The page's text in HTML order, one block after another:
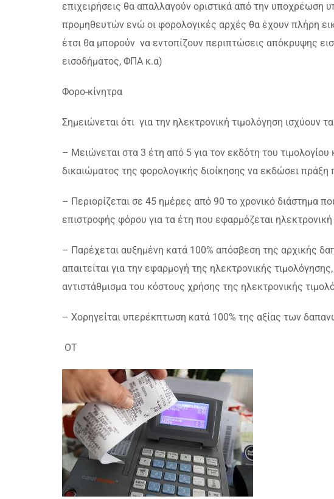
επιχειρήσεις θα απαλλαγούν οριστικά από την
προμηθευτών ενώ οι φορολογικές αρχές θα έχουν πλήρη
έτσι θα μπορούν να εντοπίζουν περιπτώσεις απόκρυψης
εισοδήματος, ΦΠΑ κ.α)
Φορο-κίνητρα
Σημειώνεται ότι για την ηλεκτρονική τιμολόγηση ισχύουν
– Μειώνεται στα 3 έτη από 5 για τον εκδότη του
δικαιώματος της φορολογικής διοίκησης να εκδώσει πράξη
– Περιορίζεται σε 45 ημέρες από 90 το χρονικό διάστημα
επιστροφής φόρου για τα έτη που εφαρμόζεται ηλεκτρονική
– Παρέχεται αυξημένη κατά 100% απόσβεση της αρχικής
απαιτείται για την εφαρμογή της ηλεκτρονικής
αντιστάθμισμα του κόστους χρήσης της ηλεκτρονικής
– Χορηγείται υπερέκπτωση κατά 100% της αξίας των
ΟΤ